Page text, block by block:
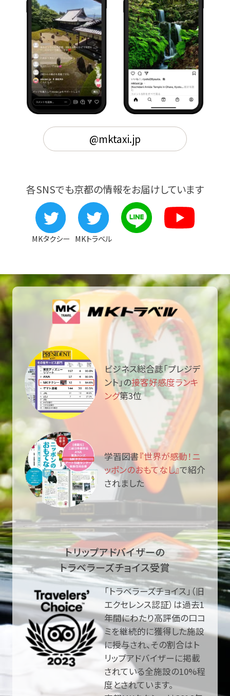
@mktaxi.jp
各SNSでも京都の情報をお届けしています
MKタクシー MKトラベル
ビジネス総合誌「プレジデ
ント」の接客好感度ランキ
ング第3位
学習図書『世界が感動！ニ
ッポンのおもてなし』で紹介
されました
トリップアドバイザーの
トラベラーズチョイス受賞
「トラベラーズチョイス」（旧
エクセレンス認証）は過去1
年間にわたり高評価の口コ
ミを継続的に獲得した施設
に授与され、その割合はト
リップアドバイザーに掲載
されている全施設の10%程
度とされています。